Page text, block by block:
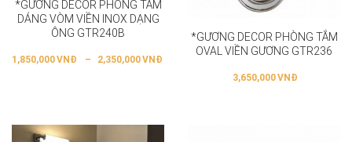
*GƯƠNG DECOR PHÒNG TẮM
DÁNG VÒM VIỀN INOX DẠNG
ÔNG GTR240B
1,850,000VNĐ – 2,350,000VNĐ
*GƯƠNG DECOR PHÒNG TẮM
OVAL VIỀN GƯƠNG GTR236
3,650,000VNĐ